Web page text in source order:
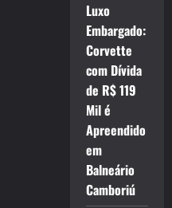
Luxo
Embargado:
Corvette
com Dívida
de R$ 119
Mil é
Apreendido
em
Balneário
Camboriú